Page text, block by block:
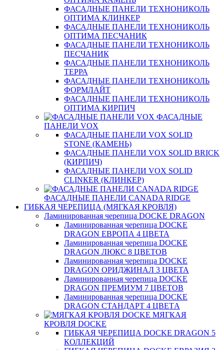
ФАСАДНЫЕ ПАНЕЛИ ТЕХНОНИКОЛЬ
ОПТИМА КЛИНКЕР
ФАСАДНЫЕ ПАНЕЛИ ТЕХНОНИКОЛЬ
ОПТИМА ПЕСЧАНИК
ФАСАДНЫЕ ПАНЕЛИ ТЕХНОНИКОЛЬ
ПЕСЧАНИК
ФАСАДНЫЕ ПАНЕЛИ ТЕХНОНИКОЛЬ
ТЕРРА
ФАСАДНЫЕ ПАНЕЛИ ТЕХНОНИКОЛЬ
ФОРМЛАЙТ
ФАСАДНЫЕ ПАНЕЛИ ТЕХНОНИКОЛЬ
ОПТИМА КИРПИЧ
ФАСАДНЫЕ
ПАНЕЛИ VOX
ФАСАДНЫЕ ПАНЕЛИ VOX SOLID
STONE (КАМЕНЬ)
ФАСАДНЫЕ ПАНЕЛИ VOX SOLID BRICK
(КИРПИЧ)
ФАСАДНЫЕ ПАНЕЛИ VOX SOLID
CLINКER (КЛИНКЕР)
ФАСАДНЫЕ ПАНЕЛИ CANADA RIDGE
ГИБКАЯ ЧЕРЕПИЦА (МЯГКАЯ КРОВЛЯ)
Ламинированная черепица DOCKE DRAGON
Ламинированная черепица DOCKE
DRAGON ЕВРОПА 4 ЦВЕТА
Ламинированная черепица DOCKE
DRAGON ЛЮКС 8 ЦВЕТОВ
Ламинированная черепица DOCKE
DRAGON ОРИДЖИНАЛ 3 ЦВЕТА
Ламинированная черепица DOCKE
DRAGON ПРЕМИУМ 7 ЦВЕТОВ
Ламинированная черепица DOCKE
DRAGON СТАНДАРТ 4 ЦВЕТA
МЯГКАЯ
КРОВЛЯ DOCKE
ГИБКАЯ ЧЕРЕПИЦА DOCKE DRAGON 5
КОЛЛЕКЦИЙ